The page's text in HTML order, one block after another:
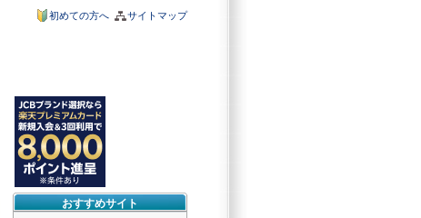
サイトマップ
初めての方へ
おすすめサイト